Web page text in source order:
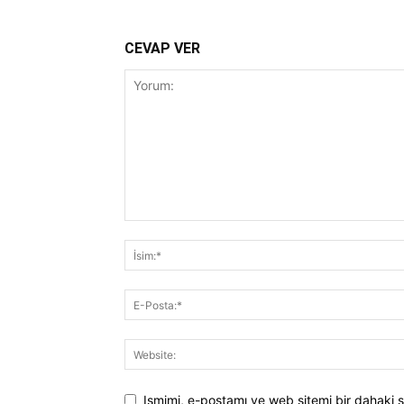
CEVAP VER
Ismimi, e-postamı ve web sitemi bir dahaki